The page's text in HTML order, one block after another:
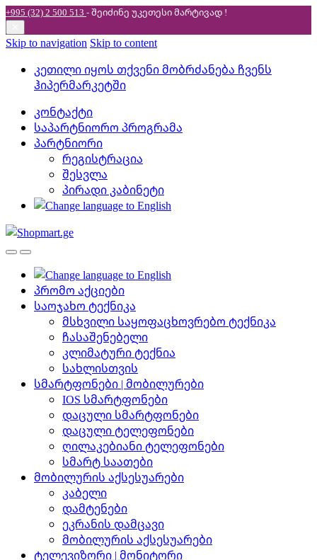
+995 (32) 2 500 513 - შეიძინე უკეთესიმარტივად !
Skip to navigation Skip to content
კეთილი იყოს თქვენი მობრძანება ჩვენს
ჰიპერმარკეტში
კონტაქტი
საპარტნიორო პროგრამა
პარტნიორი
რეგისტრაცია
შესვლა
პირადი კაბინეტი
პრომო აქციები
საოჯახო ტექნიკა
მსხვილი საყოფაცხოვრებო ტექნიკა
ჩასაშენებელი
კლიმატური ტექნია
სახლისთვის
სმარტფონები | მობილურები
IOS სმარტფონები
დაცული სმარტფონები
დაცული ტელეფონები
ღილაკებიანი ტელეფონები
სმარტ საათები
მობილურის აქსესუარები
კაბელი
დამტენები
ეკრანის დამცავი
მობილურის აქსესუარები
ტელევიზორი | მონიტორი